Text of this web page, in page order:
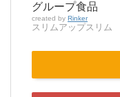
グループ食品
created by Rinker
スリムアップスリム